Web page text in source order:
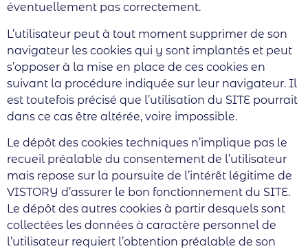
éventuellement pas correctement.
L’utilisateur peut à tout moment supprimer de son
navigateur les cookies qui y sont implantés et peut
s’opposer à la mise en place de ces cookies en
suivant la procédure indiquée sur leur navigateur. Il
est toutefois précisé que l’utilisation du SITE pourrait
dans ce cas être altérée, voire impossible.
Le dépôt des cookies techniques n’implique pas le
recueil préalable du consentement de l’utilisateur
mais repose sur la poursuite de l’intérêt légitime de
VISTORY d’assurer le bon fonctionnement du SITE.
Le dépôt des autres cookies à partir desquels sont
collectées les données à caractère personnel de
l’utilisateur requiert l’obtention préalable de son